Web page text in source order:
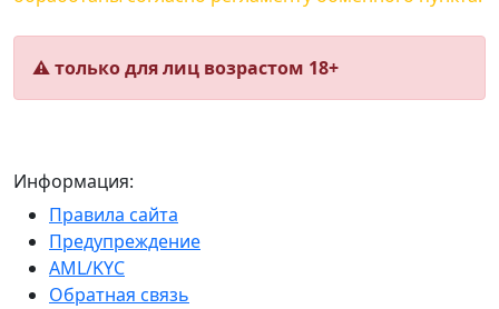
⚠️ только для лиц возрастом 18+
Информация:
Правила сайта
Предупреждение
AML/KYC
Обратная связь